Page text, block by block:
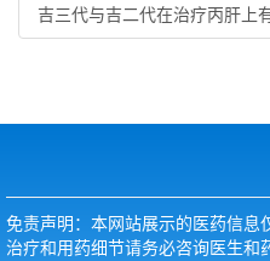
吉三代与吉二代在治疗丙肝上
免责声明：本网站展示的医药信息
治疗和用药细节请务必咨询医生和